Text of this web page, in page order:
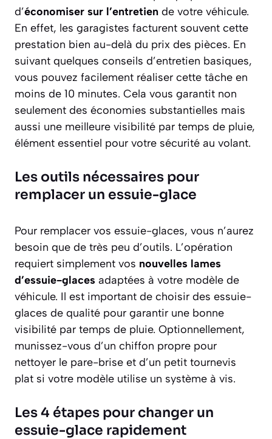
d’économiser sur l’entretien de votre véhicule.
En effet, les garagistes facturent souvent cette
prestation bien au-delà du prix des pièces. En
suivant quelques conseils d’entretien basiques,
vous pouvez facilement réaliser cette tâche en
moins de 10 minutes. Cela vous garantit non
seulement des économies substantielles mais
aussi une meilleure visibilité par temps de pluie,
élément essentiel pour votre sécurité au volant.
Les outils nécessaires pour
remplacer un essuie-glace
Pour remplacer vos essuie-glaces, vous n’aurez
besoin que de très peu d’outils. L’opération
requiert simplement vos nouvelles lames
d’essuie-glaces adaptées à votre modèle de
véhicule. Il est important de choisir des essuie-
glaces de qualité pour garantir une bonne
visibilité par temps de pluie. Optionnellement,
munissez-vous d’un chiffon propre pour
nettoyer le pare-brise et d’un petit tournevis
plat si votre modèle utilise un système à vis.
Les 4 étapes pour changer un
essuie-glace rapidement